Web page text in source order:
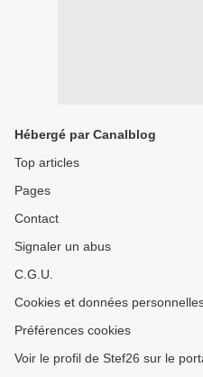
Hébergé par Canalblog
Top articles
Pages
Contact
Signaler un abus
C.G.U.
Cookies et données
Préférences cookies
Voir le profil de Stef26 sur le